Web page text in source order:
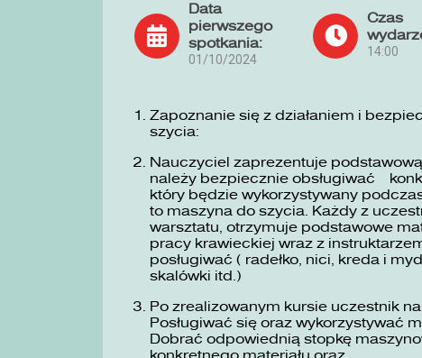
Data
pierwszego
spotkania:
01/10/2024
Czas
14:00
Zapoznanie się z działaniem i
szycia:
Nauczyciel zaprezentuje
należy bezpiecznie obsługiwać
który będzie wykorzystywany
to maszyna do szycia. Każdy z
warsztatu, otrzymuje podstawowe
pracy krawieckiej wraz z
posługiwać ( radełko, nici, kreda i
skalówki itd.)
Po zrealizowanym kursie uczestnik
Posługiwać się oraz wykorzystywać
Dobrać odpowiednią stopkę